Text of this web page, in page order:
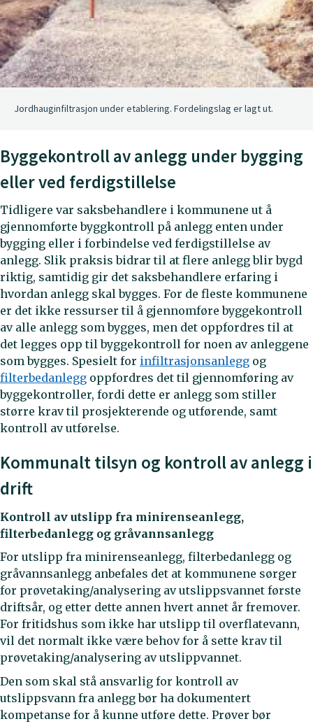
Jordhauginfiltrasjon under etablering. Fordelingslag er lagt ut.
Byggekontroll av anlegg under bygging
eller ved ferdigstillelse
Tidligere var saksbehandlere i kommunene ut å
gjennomførte byggkontroll på anlegg enten under
bygging eller i forbindelse ved ferdigstillelse av
anlegg. Slik praksis bidrar til at flere anlegg blir bygd
riktig, samtidig gir det saksbehandlere erfaring i
hvordan anlegg skal bygges. For de fleste kommunene
er det ikke ressurser til å gjennomføre byggekontroll
av alle anlegg som bygges, men det oppfordres til at
det legges opp til byggekontroll for noen av anleggene
som bygges. Spesielt for infiltrasjonsanlegg og
filterbedanlegg oppfordres det til gjennomføring av
byggekontroller, fordi dette er anlegg som stiller
større krav til prosjekterende og utførende, samt
kontroll av utførelse.
Kommunalt tilsyn og kontroll av anlegg i
drift
Kontroll av utslipp fra minirenseanlegg,
filterbedanlegg og gråvannsanlegg
For utslipp fra minirenseanlegg, filterbedanlegg og
gråvannsanlegg anbefales det at kommunene sørger
for prøvetaking/analysering av utslippsvannet første
driftsår, og etter dette annen hvert annet år fremover.
For fritidshus som ikke har utslipp til overflatevann,
vil det normalt ikke være behov for å sette krav til
prøvetaking/analysering av utslippvannet.
Den som skal stå ansvarlig for kontroll av
utslippsvann fra anlegg bør ha dokumentert
kompetanse for å kunne utføre dette. Prøver bør